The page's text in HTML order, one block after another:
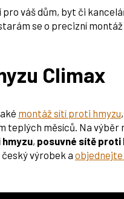
váš dům, byt či
se o precizní
Climax
montáž sítí proti hmyzu
teplých měsíců. Na výběr
, posuvné sítě proti
výrobek a